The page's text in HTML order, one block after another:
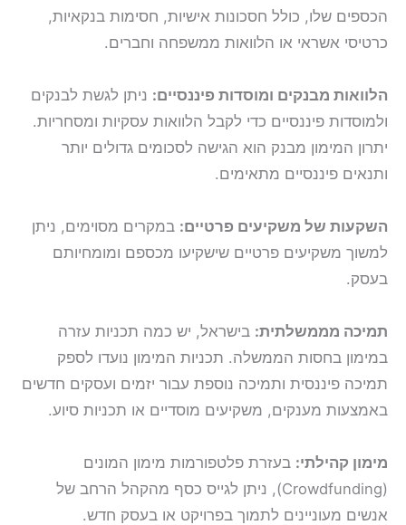
הכספים שלו, כולל חסכונות אישיות, חסימות בנקאיות,
כרטיסי אשראי או הלוואות ממשפחה וחברים.
הלוואות מבנקים ומוסדות פיננסיים: ניתן לגשת לבנקים
ולמוסדות פיננסיים כדי לקבל הלוואות עסקיות ומסחריות.
יתרון המימון מבנק הוא הגישה לסכומים גדולים יותר
ותנאים פיננסיים מתאימים.
השקעות של משקיעים פרטיים: במקרים מסוימים, ניתן
למשוך משקיעים פרטיים שישקיעו מכספם ומומחיותם
בעסק.
תמיכה מממשלתית: בישראל, יש כמה תכניות עזרה
במימון בחסות הממשלה. תכניות המימון נועדו לספק
תמיכה פיננסית ותמיכה נוספת עבור יזמים ועסקים חדשים
באמצעות מענקים, משקיעים מוסדיים או תכניות סיוע.
מימון קהילתי: בעזרת פלטפורמות מימון המונים
(Crowdfunding), ניתן לגייס כסף מהקהל הרחב של
אנשים מעוניינים לתמוך בפרויקט או בעסק חדש.